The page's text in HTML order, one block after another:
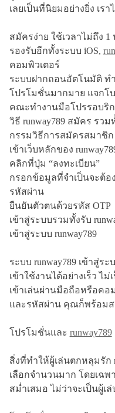
เลยเป็นที่นิยมอย่างยิ่ง เร
สมัครง่าย ใช้เวลาไม่ถึง 1
รองรับอีกทั้งระบบ iOS,
คอมพิวเตอร์
ระบบฝากถอนอัตโนมัติ ท
โปรโมชั่นมากมาย แจกโ
คณะทำงานมือโปรรอบริ
วิธี runway789 สมัคร รวม
กรรมวิธีการสมัครสมาชิก
เข้าเว็บหลักของ
คลิกที่ปุ่ม “ลงทะเบียน”
กรอกข้อมูลที่จำเป็นจะต้อ
รหัสผ่าน
ยืนยันตัวตนด้วยรหัส OTP
เข้าสู่ระบบรวมทั้งรับ
เข้าสู่ระบบ runway789
ระบบ runway789 เข้าสู่ร
เข้าใช้งานได้อย่างเร็ว ไ
เข้าเล่นผ่านมือถือหรือคอ
และรหัสผ่าน คุณก็พร้อม
โปรโมชั่นและ runway789
สิ่งที่ทำให้ผู้เล่นตกหลุมรัก
เลือกจำนวนมาก โดยเฉพ
สม่ำเสมอ ไม่ว่าจะเป็นผู้เ